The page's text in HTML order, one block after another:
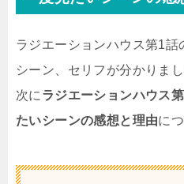
ラジエーションハウス第1
シーン、セリフが分かりま
次に ラジエーションハウス
たいシーンの感想と理由に